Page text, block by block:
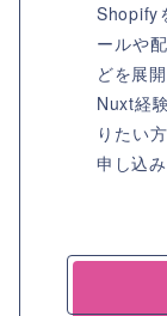
Shopify
ールや
どを展
Nuxt経
りたい
申し込